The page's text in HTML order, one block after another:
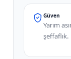
Güven
Yarım
şeffaflık.